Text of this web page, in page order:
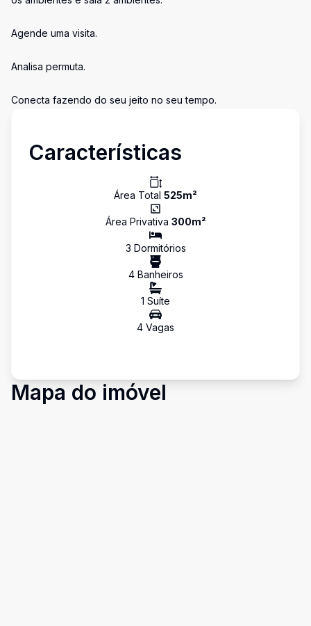
Agende uma visita.
Analisa permuta.
Conecta fazendo do seu jeito no seu tempo.
Características
Área Total 525m²
Área Privativa 300m²
3 Dormitórios
4Banheiros
1 Suíte
4 Vagas
Mapa do imóvel